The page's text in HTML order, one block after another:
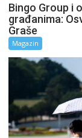
Bingo Group i
građanima:
Graše
Magazin